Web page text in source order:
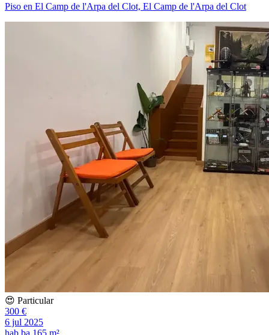
Piso en El Camp de l'Arpa del Clot, El Camp de l'Arpa del Clot
😍 Particular
300 €
6 jul 2025
hab ba 165 m²